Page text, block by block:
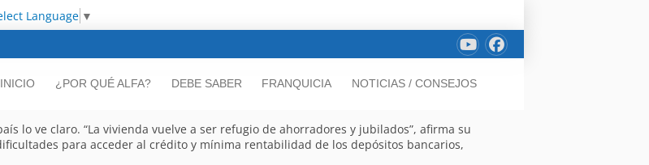
Language ▼
INICIO ¿POR QUÉ ALFA? DEBE SABER FRANQUICIA NOTICIAS / CONSEJOS
lo ve claro. “La vivienda vuelve a ser refugio de ahorradores y jubilados”, afirma su
para acceder al crédito y mínima rentabilidad de los depósitos bancarios,